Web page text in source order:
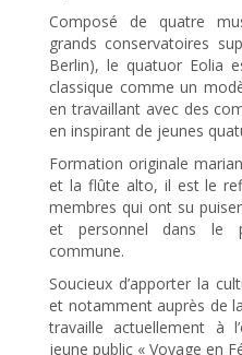
Composé de quatre
grands conservatoires
Berlin), le quatuor Eolia
classique comme un
en travaillant avec des
en inspirant de jeunes
Formation originale
et la flûte alto, il est le
membres qui ont su
et personnel dans le
commune.
Soucieux d’apporter la
et notamment auprès de
travaille actuellement à
jeune public « Voyage en